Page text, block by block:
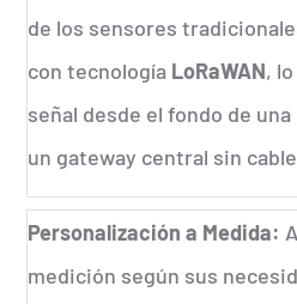
de los sensores
con tecnología LoRaWAN,
señal desde el fondo de
un gateway central sin
Personalización a Medida:
medición según sus